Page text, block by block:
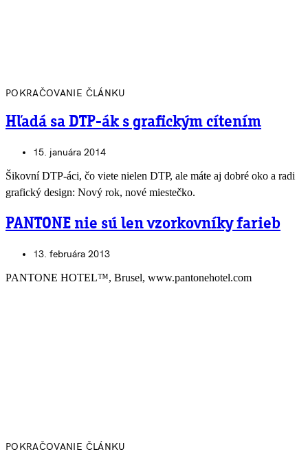
POKRAČOVANIE ČLÁNKU
Hľadá sa DTP-ák s grafickým cítením
15. januára 2014
Šikovní DTP-áci, čo viete nielen DTP, ale máte aj dobré oko a radi
grafický design: Nový rok, nové miestečko.
PANTONE nie sú len vzorkovníky farieb
13. februára 2013
PANTONE HOTEL™, Brusel, www.pantonehotel.com
POKRAČOVANIE ČLÁNKU